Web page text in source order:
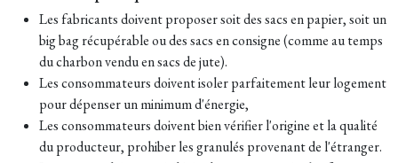
Les fabricants doivent proposer soit des sacs en papier, soit un
big bag récupérable ou des sacs en consigne (comme au temps
du charbon vendu en sacs de jute).
Les consommateurs doivent isoler parfaitement leur logement
pour dépenser un minimum d'énergie,
Les consommateurs doivent bien vérifier l'origine et la qualité
du producteur, prohiber les granulés provenant de l'étranger.